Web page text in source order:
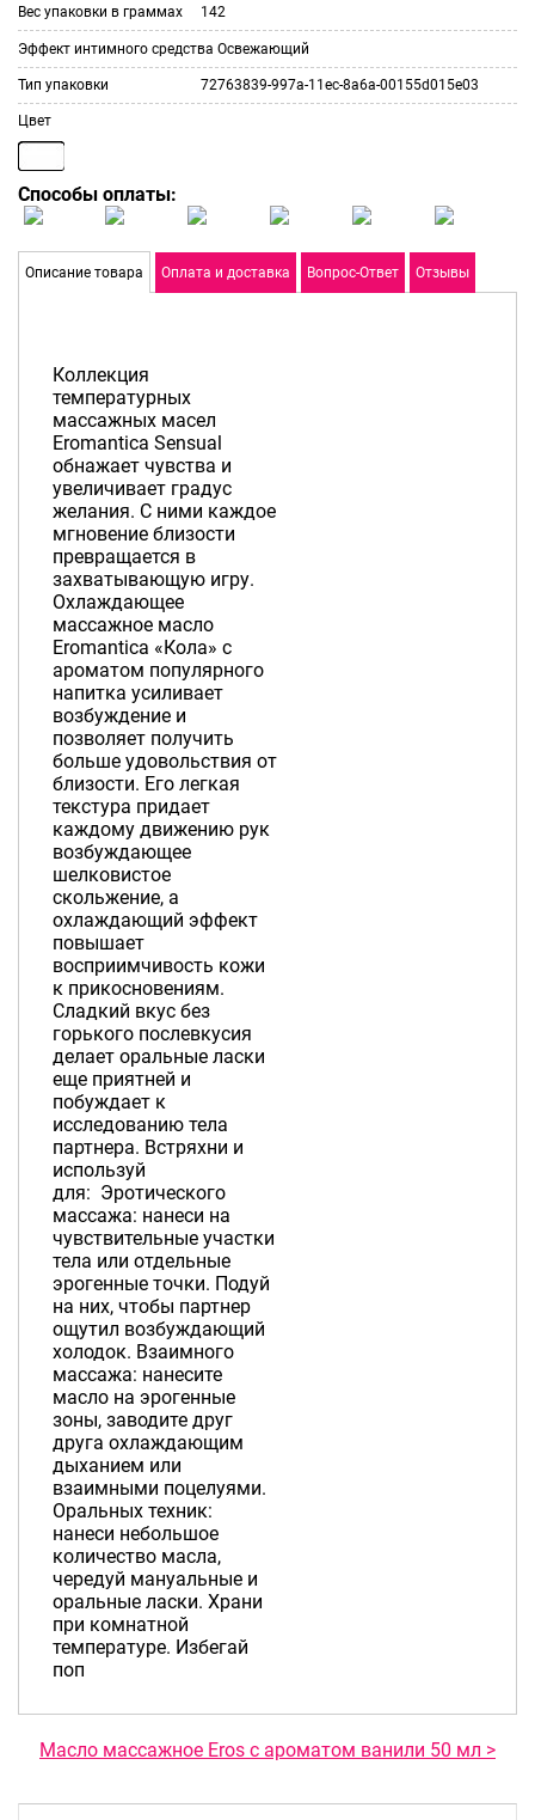
Вес упаковки в граммах 142
Эффект интимного средства Освежающий
Тип упаковки 72763839-997a-11ec-8a6a-00155d015e03
Цвет
Способы оплаты:
Описание товара Оплата и доставка Вопрос-Ответ Отзывы
Коллекция
температурных
массажных масел
Eromantica Sensual
обнажает чувства и
увеличивает градус
желания. С ними каждое
мгновение близости
превращается в
захватывающую игру.
Охлаждающее
массажное масло
Eromantica «Кола» с
ароматом популярного
напитка усиливает
возбуждение и
позволяет получить
больше удовольствия от
близости. Его легкая
текстура придает
каждому движению рук
возбуждающее
шелковистое
скольжение, а
охлаждающий эффект
повышает
восприимчивость кожи
к прикосновениям.
Сладкий вкус без
горького послевкусия
делает оральные ласки
еще приятней и
побуждает к
исследованию тела
партнера. Встряхни и
используй
для: Эротического
массажа: нанеси на
чувствительные участки
тела или отдельные
эрогенные точки. Подуй
на них, чтобы партнер
ощутил возбуждающий
холодок. Взаимного
массажа: нанесите
масло на эрогенные
зоны, заводите друг
друга охлаждающим
дыханием или
взаимными поцелуями.
Оральных техник:
нанеси небольшое
количество масла,
чередуй мануальные и
оральные ласки. Храни
при комнатной
температуре. Избегай
поп
Масло массажное Eros c ароматом ванили 50 мл >